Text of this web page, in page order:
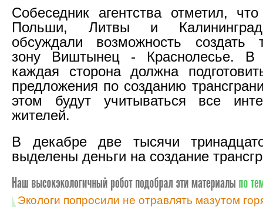
Собеседник агентства отметил, что
Польши, Литвы и
обсуждали возможность создать
зону Виштынец - Краснолесье. В
каждая сторона должна
предложения по созданию
этом будут учитываться все
жителей.
В декабре две тысячи
выделены деньги на создание
Экологи попросили не отравлять мазутом